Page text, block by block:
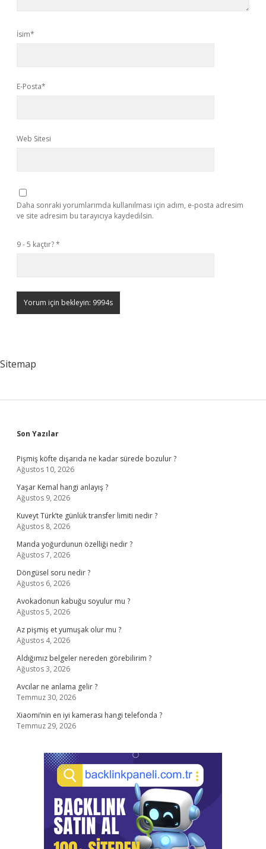
İsim*
E-Posta*
Web Sitesi
Daha sonraki yorumlarımda kullanılması için adım, e-posta adresim
ve site adresim bu tarayıcıya kaydedilsin.
9 - 5 kaçtır?*
Sitemap
Sidebar
Son Yazılar
Pişmiş köfte dışarıda ne kadar sürede bozulur ?
Ağustos 10, 2026
Yaşar Kemal hangi anlayış ?
Ağustos 9, 2026
Kuveyt Türk’te günlük transfer limiti nedir ?
Ağustos 8, 2026
Manda yoğurdunun özelliği nedir ?
Ağustos 7, 2026
Döngüsel soru nedir ?
Ağustos 6, 2026
Avokadonun kabuğu soyulur mu ?
Ağustos 5, 2026
Az pişmiş et yumuşak olur mu ?
Ağustos 4, 2026
Aldığımız belgeler nereden görebilirim ?
Ağustos 3, 2026
Avcılar ne anlama gelir ?
Temmuz 30, 2026
Xiaomi’nin en iyi kamerası hangi telefonda ?
Temmuz 29, 2026